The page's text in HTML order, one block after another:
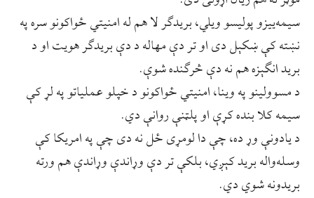
سیمه‌ییزو پولیسو ویلي، بریدګر لا هم له امنیتي ځواکونو سره په
نښته کې ښکېل دی او تر دې مهاله د دې بريدګر هویت او د
برید انګېزه هم نه دې څرګنده شوې.
د مسوولينو په وينا، امنيتي ځواکونو د خپلو عملياتو په لړ کې
سيمه کلا بنده کړې او پلټنې روانې دي.
د يادونې وړ ده، چې دا لومړی ځل نه دی چې په امريکا کې
وسله‌واله بريد کېږي، بلکې تر دې وړاندې وړاندې هم ورته
بريدونه شوي دي.